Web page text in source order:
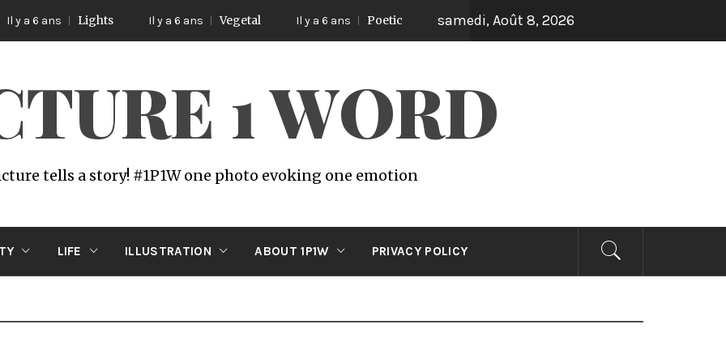
Lights Il y a 6 ans Vegetal Il y a 6 ans Poetic samedi, Août 8, 2026
1 WORD
tells a story! #1P1W one photo evoking one emotion
LIFE ILLUSTRATION ABOUT 1P1W PRIVACY POLICY